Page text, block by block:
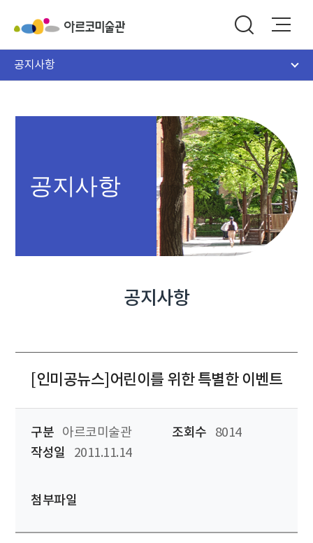
공지사항
공지사항
공지사항
[인미공뉴스]어린이를 위한 특별한 이벤트
구분 아르코미술관 조회수
8014
작성일
2011.11.14
첨부파일